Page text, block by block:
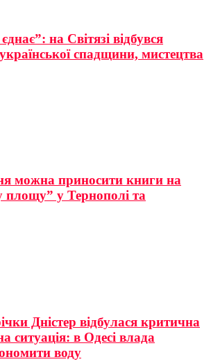
на Світязі відбувся
спадщини, мистецтва
можна приносити книги на
у Тернополі та
Дністер відбулася критична
ситуація: в Одесі влада
воду